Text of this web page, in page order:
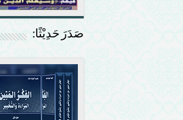
صَدَرَ حَدِيْثًا: